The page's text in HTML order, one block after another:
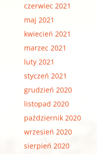
czerwiec 2021
maj 2021
kwiecień 2021
marzec 2021
luty 2021
styczeń 2021
grudzień 2020
listopad 2020
październik 2020
wrzesień 2020
sierpień 2020